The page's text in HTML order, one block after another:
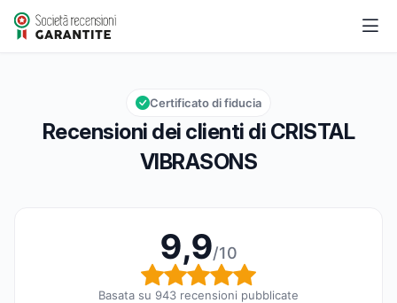
CRISTAL VIBRASONS
Valutazione globale: 9,9 su 10
9,9/10
Recensioni dei clienti di CRISTAL
VIBRASONS
Certificato di fiducia
9,9/10
Valutazione globale:
Basata su 943 recensioni pubblicate